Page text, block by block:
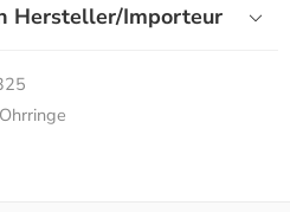
Hersteller/Importeur
Ohrringe